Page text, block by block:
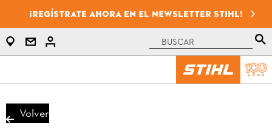
¡Regístrate ahora en el newsletter STIHL!
Volver